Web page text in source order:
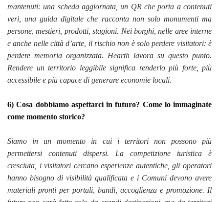
mantenuti: una scheda aggiornata, un QR che porta a contenuti
veri, una guida digitale che racconta non solo monumenti ma
persone, mestieri, prodotti, stagioni. Nei borghi, nelle aree interne
e anche nelle città d’arte, il rischio non è solo perdere visitatori: è
perdere memoria organizzata. Hearth lavora su questo punto.
Rendere un territorio leggibile significa renderlo più forte, più
accessibile e più capace di generare economie locali.
6) Cosa dobbiamo aspettarci in futuro? Come lo immaginate
come momento storico?
Siamo in un momento in cui i territori non possono più
permettersi contenuti dispersi. La competizione turistica è
cresciuta, i visitatori cercano esperienze autentiche, gli operatori
hanno bisogno di visibilità qualificata e i Comuni devono avere
materiali pronti per portali, bandi, accoglienza e promozione. Il